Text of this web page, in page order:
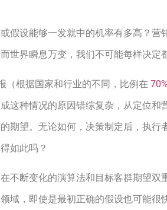
假设能够一发就中的机率有多高？营
世界瞬息万变，我们不可能每样决定
（根据国家和行业的不同，比例在 70%
这种情况的原因错综复杂，从定位和
期望。无论如何，决策制定后，执行
如此吗？
不断变化的演算法和目标客群期望双
域，即使是最初正确的假设也可能很